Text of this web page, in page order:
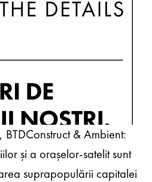
BTDConstruct & Ambient:
și a orașelor-satelit sunt
suprapopulării capitalei